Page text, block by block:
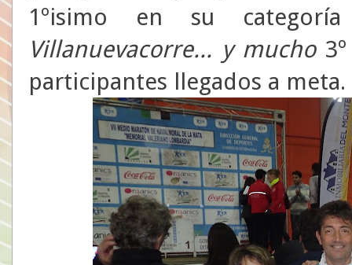
1ºisimo en su categoría
Villanuevacorre... y mucho3º
participantes llegados a meta.